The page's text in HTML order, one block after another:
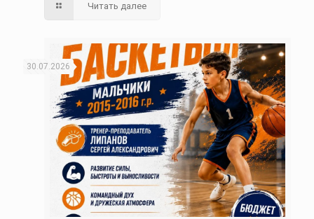
Читать далее
30.07.2026